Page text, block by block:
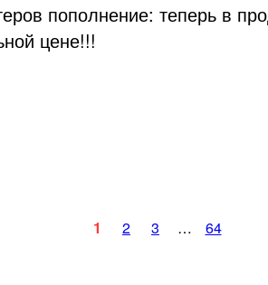
пополнение: теперь в
цене!!!
1 2 3 …
64